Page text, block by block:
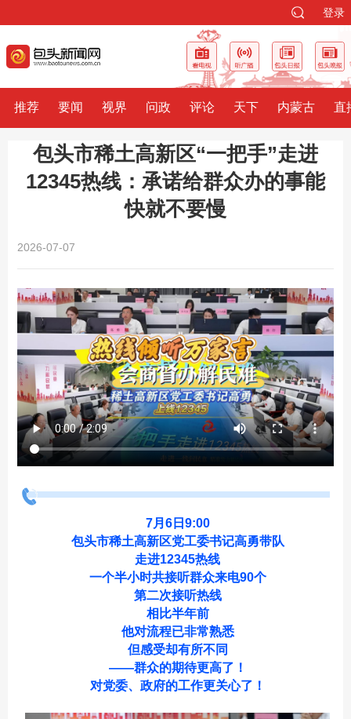
登录
推荐 要闻 视界 问政 评论 天下 内蒙古 直
包头市稀土高新区“一把手”走进
12345热线：承诺给群众办的事能
快就不要慢
2026-07-07
7月6日9:00
包头市稀土高新区党工委书记高勇带队
走进12345热线
一个半小时共接听群众来电90个
第二次接听热线
相比半年前
他对流程已非常熟悉
但感受却有所不同
——群众的期待更高了！
对党委、政府的工作更关心了！